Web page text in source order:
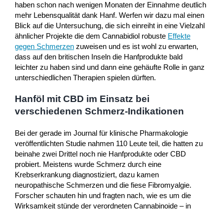
haben schon nach wenigen Monaten der Einnahme deutlich
mehr Lebensqualität dank Hanf. Werfen wir dazu mal einen
Blick auf die Untersuchung, die sich einreiht in eine Vielzahl
ähnlicher Projekte die dem Cannabidiol robuste Effekte
gegen Schmerzen zuweisen und es ist wohl zu erwarten,
dass auf den britischen Inseln die Hanfprodukte bald
leichter zu haben sind und dann eine gehäufte Rolle in ganz
unterschiedlichen Therapien spielen dürften.
Hanföl mit CBD im Einsatz bei
verschiedenen Schmerz-Indikationen
Bei der gerade im Journal für klinische Pharmakologie
veröffentlichten Studie nahmen 110 Leute teil, die hatten zu
beinahe zwei Drittel noch nie Hanfprodukte oder CBD
probiert. Meistens wurde Schmerz durch eine
Krebserkrankung diagnostiziert, dazu kamen
neuropathische Schmerzen und die fiese Fibromyalgie.
Forscher schauten hin und fragten nach, wie es um die
Wirksamkeit stünde der verordneten Cannabinoide – in